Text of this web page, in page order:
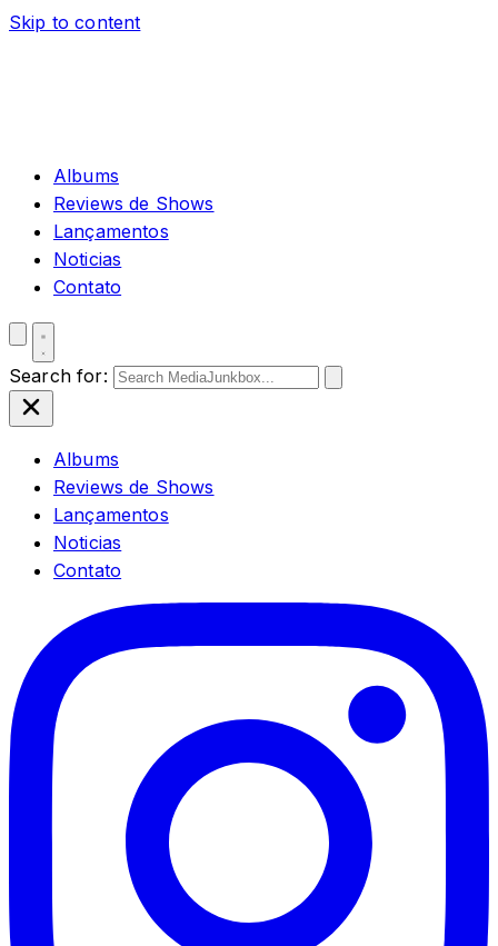
Skip to content
Albums
Reviews de Shows
Lançamentos
Noticias
Contato
Search for:
Albums
Reviews de Shows
Lançamentos
Noticias
Contato